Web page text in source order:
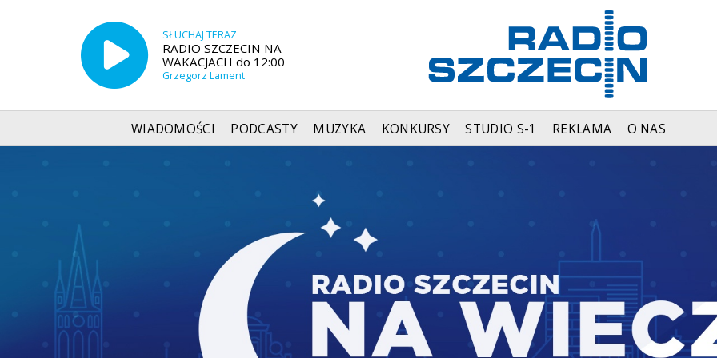
SŁUCHAJ TERAZ
RADIO SZCZECIN NA
WAKACJACH do 12:00
Grzegorz Lament
WIADOMOŚCI PODCASTY MUZYKA KONKURSY STUDIO S-1 REKLAMA O NAS